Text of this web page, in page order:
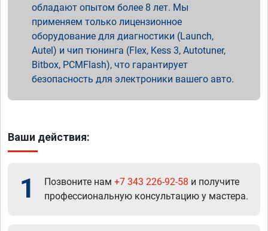
обладают опытом более 8 лет. Мы
применяем только лицензионное
оборудование для диагностики (Launch,
Autel) и чип тюнинга (Flex, Kess 3, Autotuner,
Bitbox, PCMFlash), что гарантирует
безопасность для электроники вашего авто.
Ваши действия:
1 Позвоните нам +7 343 226-92-58 и получите
профессиональную консультацию у мастера.